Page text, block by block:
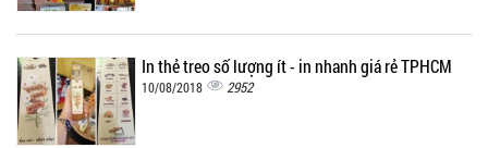
In thẻ treo số lượng ít - in nhanh giá rẻ TPHCM
10/08/2018 2952